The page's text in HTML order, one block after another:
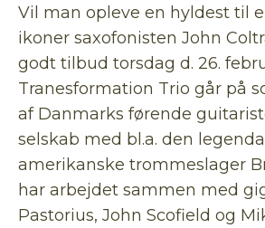
Vil man opleve en hyldest til
ikoner saxofonisten John
godt tilbud torsdag d. 26.
Tranesformation Trio går på
af Danmarks førende
selskab med bl.a. den
amerikanske trommeslager
har arbejdet sammen med
Pastorius, John Scofield og